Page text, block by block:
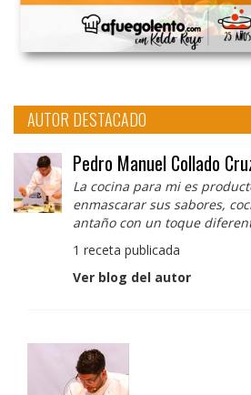
AUTOR DESTACADO
Pedro Manuel Collado
La cocina para mi es
enmascarar sus sabores,
antaño con un toque
1 receta publicada
Ver blog del autor